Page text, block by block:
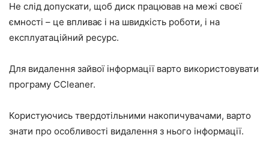
Не слід допускати, щоб диск працював на межі своєї
ємності – це впливає і на швидкість роботи, і на
експлуатаційний ресурс.
Для видалення зайвої інформації варто використовувати
програму CCleaner.
Користуючись твердотільними накопичувачами, варто
знати про особливості видалення з нього інформації.